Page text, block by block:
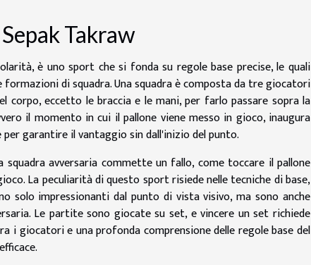
Takraw
è uno sport che si fonda su regole base precise, le quali
di squadra. Una squadra è composta da tre giocatori
corpo, eccetto le braccia e le mani, per farlo passare sopra la
il momento in cui il pallone viene messo in gioco, inaugura
garantire il vantaggio sin dall'inizio del punto.
avversaria commette un fallo, come toccare il pallone
La peculiarità di questo sport risiede nelle tecniche di base,
solo impressionanti dal punto di vista visivo, ma sono anche
Le partite sono giocate su set, e vincere un set richiede
i giocatori e una profonda comprensione delle regole base del